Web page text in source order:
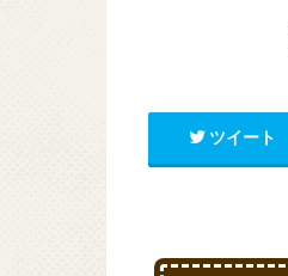
ツイート